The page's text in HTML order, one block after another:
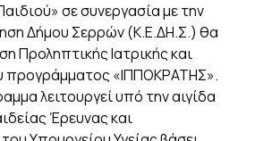
σε συνεργασία με την
Δήμου Σερρών (Κ.Ε.ΔΗ.Σ.) θα
Προληπτικής Ιατρικής και
προγράμματος «ΙΠΠΟΚΡΑΤΗΣ».
λειτουργεί υπό την αιγίδα
Έρευνας και